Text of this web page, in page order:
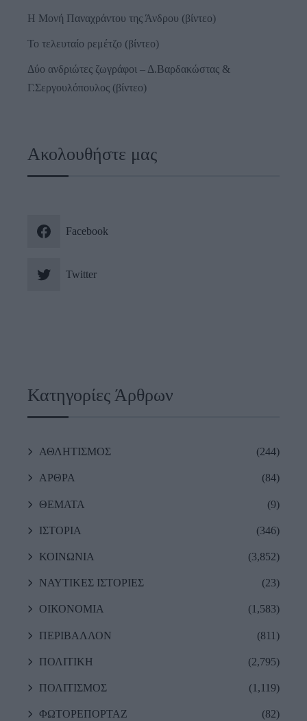
Η Μονή Παναχράντου της Άνδρου (βίντεο)
Το τελευταίο ρεμέτζο (βίντεο)
Δύο ανδριώτες ζωγράφοι – Δ.Βαρδακώστας &
Γ.Σεργουλόπουλος (βίντεο)
Ακολουθήστε μας
Facebook
Twitter
Κατηγορίες Άρθρων
ΑΘΛΗΤΙΣΜΟΣ (244)
ΑΡΘΡΑ (84)
ΘΕΜΑΤΑ (9)
ΙΣΤΟΡΙΑ (346)
ΚΟΙΝΩΝΙΑ (3,852)
ΝΑΥΤΙΚΕΣ ΙΣΤΟΡΙΕΣ (23)
ΟΙΚΟΝΟΜΙΑ (1,583)
ΠΕΡΙΒΑΛΛΟΝ (811)
ΠΟΛΙΤΙΚΗ (2,795)
ΠΟΛΙΤΙΣΜΟΣ (1,119)
ΦΩΤΟΡΕΠΟΡΤΑΖ (82)